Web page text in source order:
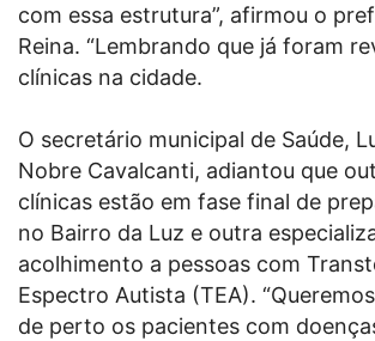
com essa estrutura”, afirmou o
Reina. “Lembrando que já foram
clínicas na cidade.
O secretário municipal de Saúde,
Nobre Cavalcanti, adiantou que
clínicas estão em fase final de
no Bairro da Luz e outra
acolhimento a pessoas com
Espectro Autista (TEA).
de perto os pacientes com